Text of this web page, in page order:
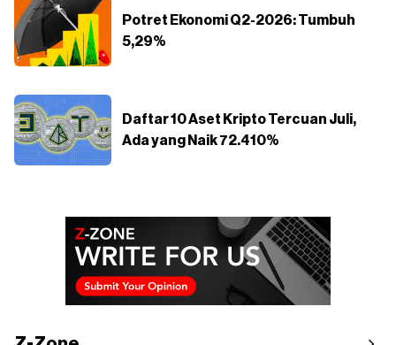
Potret Ekonomi Q2-2026: Tumbuh
5,29%
Daftar 10 Aset Kripto Tercuan Juli,
Ada yang Naik 72.410%